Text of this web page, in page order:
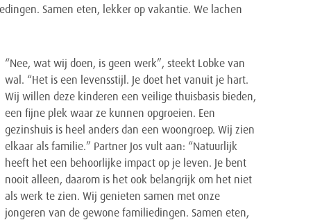
Samen eten, lekker op vakantie. We lachen
“Nee, wat wij doen, is geen werk”, steekt Lobke van
wal. “Het is een levensstijl. Je doet het vanuit je hart.
Wij willen deze kinderen een veilige thuisbasis bieden,
een fijne plek waar ze kunnen opgroeien. Een
gezinshuis is heel anders dan een woongroep. Wij zien
elkaar als familie.” Partner Jos vult aan: “Natuurlijk
heeft het een behoorlijke impact op je leven. Je bent
nooit alleen, daarom is het ook belangrijk om het niet
als werk te zien. Wij genieten samen met onze
jongeren van de gewone familiedingen. Samen eten,